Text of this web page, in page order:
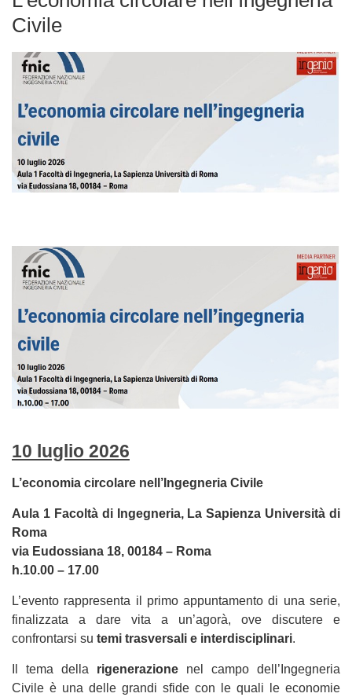
Civile
10 luglio 2026
L’economia circolare nell’Ingegneria Civile
Aula 1 Facoltà di Ingegneria, La Sapienza Università di
Roma
via Eudossiana 18, 00184 – Roma
h.10.00 – 17.00
L’evento rappresenta il primo appuntamento di una serie,
finalizzata a dare vita a un’agorà, ove discutere e
confrontarsi su temi trasversali e interdisciplinari.
Il tema della rigenerazione nel campo dell’Ingegneria
Civile è una delle grandi sfide con le quali le economie